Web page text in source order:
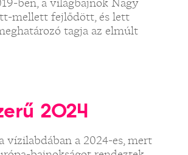
mellett fejlődött, és lett
tagja az elmúlt
2024
vízilabdában a 2024-es, mert